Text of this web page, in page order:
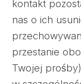
kontakt
nas o ich
przestanie
Twojej